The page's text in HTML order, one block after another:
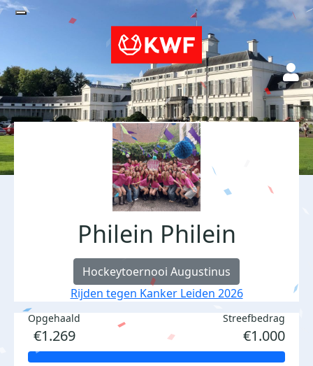
Philein Philein
Hockeytoernooi Augustinus
Rijden tegen Kanker Leiden 2026
Opgehaald
€1.269
Streefbedrag
€1.000